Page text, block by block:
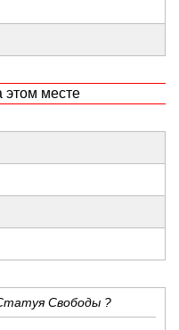
этом месте
Свободы ?